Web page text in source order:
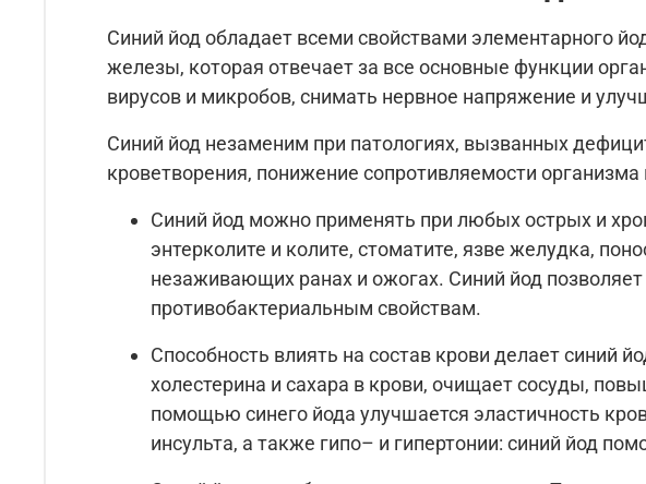
Синий йод обладает всеми свойствами элементарного
железы, которая отвечает за все основные функции
вирусов и микробов, снимать нервное напряжение и
Синий йод незаменим при патологиях, вызванных
кроветворения, понижение сопротивляемости
Синий йод можно применять при любых острых и
энтерколите и колите, стоматите, язве желудка,
незаживающих ранах и ожогах. Синий йод
противобактериальным свойствам.
Способность влиять на состав крови делает синий
холестерина и сахара в крови, очищает сосуды,
помощью синего йода улучшается эластичность
инсульта, а также гипо– и гипертонии: синий йод